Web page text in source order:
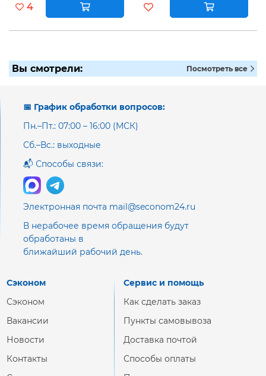
4
Вы смотрели: Посмотреть все
📅 График обработки вопросов:
Пн.–Пт.: 07:00 – 16:00 (МСК)
Сб.–Вс.: выходные
📬 Способы связи:
Электронная почта mail@seconom24.ru
В нерабочее время обращения будут
обработаны в
ближайший рабочий день.
Сэконом
Сэконом
Вакансии
Новости
Контакты
Сервис и помощь
Как сделать заказ
Пункты самовывоза
Доставка почтой
Способы оплаты